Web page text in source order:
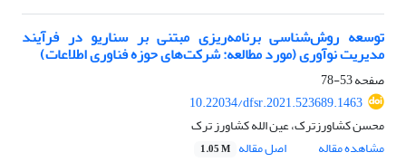
توسعه روش‌شناسی برنامه‌ریزی مبتنی بر سناریو در فرآیند
مدیریت نوآوری (مورد مطالعه: شرکت‌های حوزه فناوری اطلاعات)
صفحه53-78
10.22034/dfsr.2021.523689.1463
محسن کشاورزترک، عین الله کشاورز ترک
مشاهده مقاله
اصل مقاله 1.05 M